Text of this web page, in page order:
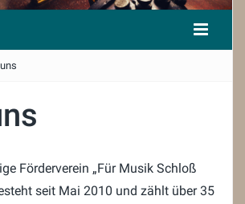
Förderverein „Für Musik Schloß
seit Mai 2010 und zählt über 35